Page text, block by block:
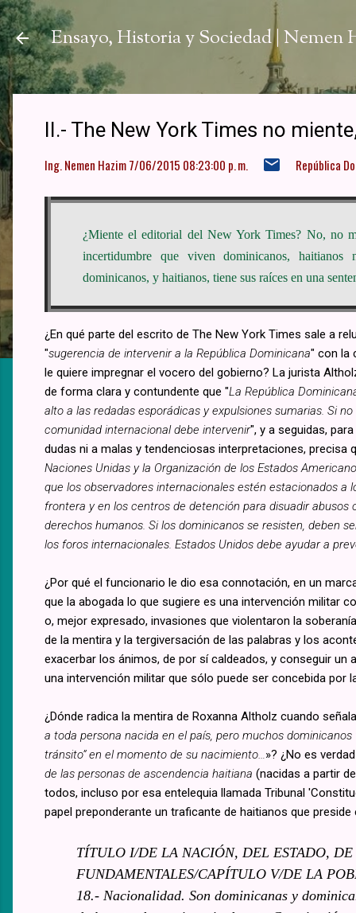
Ensayo, Historia y Sociedad | Nemen
II.- The New York Times no
Ing. Nemen Hazim7/06/2015 08:23:00 p. m. República
¿Miente el editorial del New York Times? No, no
incertidumbre que viven dominicanos, haitianos
dominicanos, y haitianos, tiene sus raíces en una
¿En qué parte del escrito de The New York Times sale a
"sugerencia de intervenir a la República Dominicana" con la
le quiere impregnar el vocero del gobierno? La jurista
de forma clara y contundente que "La República
alto a las redadas esporádicas y expulsiones sumarias. Si
comunidad internacional debe intervenir", y a seguidas,
dudas ni a malas y tendenciosas interpretaciones, precisa
Naciones Unidas y la Organización de los Estados
que los observadores internacionales estén estacionados a
frontera y en los centros de detención para disuadir abusos
derechos humanos. Si los dominicanos se resisten, deben
los foros internacionales. Estados Unidos debe ayudar a
¿Por qué el funcionario le dio esa connotación, en un
que la abogada lo que sugiere es una intervención militar
o, mejor expresado, invasiones que violentaron la
de la mentira y la tergiversación de las palabras y los
exacerbar los ánimos, de por sí caldeados, y conseguir
una intervención militar que sólo puede ser concebida por
¿Dónde radica la mentira de Roxanna Altholz cuando
a toda persona nacida en el país, pero muchos
tránsito” en el momento de su nacimiento… »? ¿No es
de las personas de ascendencia haitiana (nacidas a partir
todos, incluso por esa entelequia llamada Tribunal
papel preponderante un traficante de haitianos que preside
TÍTULO I/DE LA NACIÓN, DEL ESTADO,
FUNDAMENTALES/CAPÍTULO V/DE LA
18.- Nacionalidad. Son dominicanas y